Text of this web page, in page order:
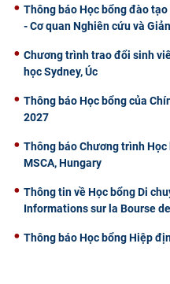
Thông báo Học bổng đào
- Cơ quan Nghiên cứu và
Chương trình trao đổi sinh
học Sydney, Úc
Thông báo Học bổng của
2027
Thông báo Chương trình
MSCA, Hungary
Thông tin về Học bổng Di
Informations sur la Bourse
Thông báo Học bổng Hiệp